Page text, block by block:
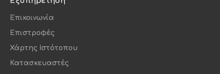
Επικοινωνία
Επιστροφές
Χάρτης Ιστότοπου
Κατασκευαστές